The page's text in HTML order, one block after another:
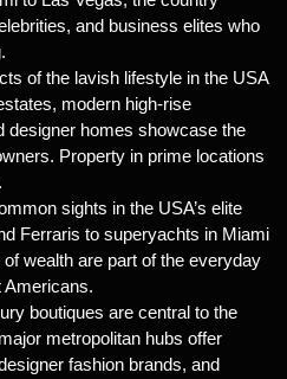
and business elites who
of the lavish lifestyle in the USA
modern high-rise
designer homes showcase the
Property in prime locations
sights in the USA’s elite
Ferraris to superyachts in Miami
wealth are part of the everyday
Americans.
boutiques are central to the
metropolitan hubs offer
fashion brands, and